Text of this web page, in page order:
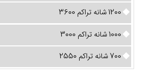
1200 شانه تراکم 3600
1000 شانه تراکم 3000
700 شانه تراکم 2550